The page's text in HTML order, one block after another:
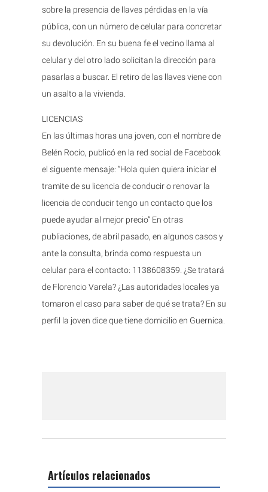
sobre la presencia de llaves pérdidas en la vía
pública, con un número de celular para concretar
su devolución. En su buena fe el vecino llama al
celular y del otro lado solicitan la dirección para
pasarlas a buscar. El retiro de las llaves viene con
un asalto a la vivienda.
LICENCIAS
En las últimas horas una joven, con el nombre de
Belén Rocío, publicó en la red social de Facebook
el siguente mensaje: “Hola quien quiera iniciar el
tramite de su licencia de conducir o renovar la
licencia de conducir tengo un contacto que los
puede ayudar al mejor precio” En otras
publiaciones, de abril pasado, en algunos casos y
ante la consulta, brinda como respuesta un
celular para el contacto: 1138608359. ¿Se tratará
de Florencio Varela? ¿Las autoridades locales ya
tomaron el caso para saber de qué se trata? En su
perfil la joven dice que tiene domicilio en Guernica.
Artículos relacionados